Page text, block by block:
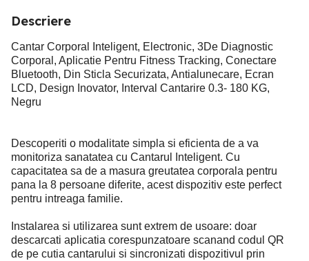
Descriere
Cantar Corporal Inteligent, Electronic, 3De Diagnostic
Corporal, Aplicatie Pentru Fitness Tracking, Conectare
Bluetooth, Din Sticla Securizata, Antialunecare, Ecran
LCD, Design Inovator, Interval Cantarire 0.3- 180 KG,
Negru
Descoperiti o modalitate simpla si eficienta de a va
monitoriza sanatatea cu Cantarul Inteligent. Cu
capacitatea sa de a masura greutatea corporala pentru
pana la 8 persoane diferite, acest dispozitiv este perfect
pentru intreaga familie.
Instalarea si utilizarea sunt extrem de usoare: doar
descarcati aplicatia corespunzatoare scanand codul QR
de pe cutia cantarului si sincronizati dispozitivul prin